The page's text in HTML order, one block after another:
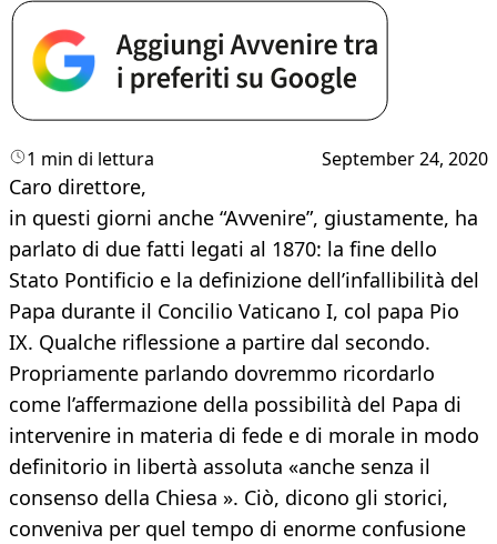
1 min di lettura September 24, 2020
Caro direttore,
in questi giorni anche “Avvenire”, giustamente, ha
parlato di due fatti legati al 1870: la fine dello
Stato Pontificio e la definizione dell’infallibilità del
Papa durante il Concilio Vaticano I, col papa Pio
IX. Qualche riflessione a partire dal secondo.
Propriamente parlando dovremmo ricordarlo
come l’affermazione della possibilità del Papa di
intervenire in materia di fede e di morale in modo
definitorio in libertà assoluta «anche senza il
consenso della Chiesa ». Ciò, dicono gli storici,
conveniva per quel tempo di enorme confusione